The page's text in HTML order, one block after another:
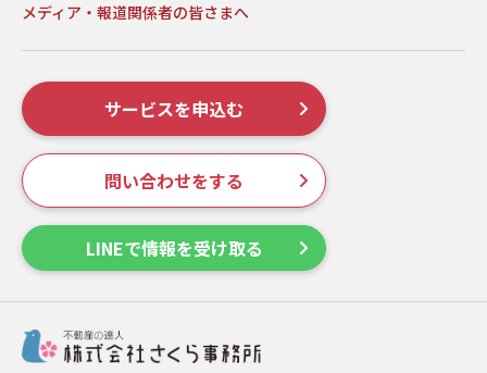
メディア・報道関係者の皆さまへ
サービスを申込む
問い合わせをする
LINEで情報を受け取る